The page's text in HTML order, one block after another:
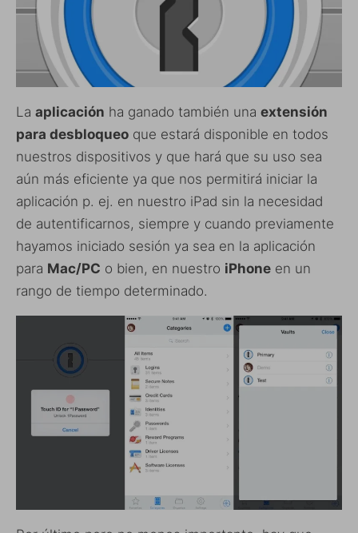
La aplicación ha ganado también una extensión
para desbloqueo que estará disponible en todos
nuestros dispositivos y que hará que su uso sea
aún más eficiente ya que nos permitirá iniciar la
aplicación p. ej. en nuestro iPad sin la necesidad
de autentificarnos, siempre y cuando previamente
hayamos iniciado sesión ya sea en la aplicación
para Mac/PC o bien, en nuestro iPhone en un
rango de tiempo determinado.